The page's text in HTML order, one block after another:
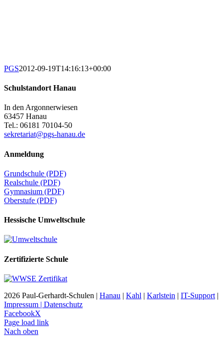
PGS2012-09-19T14:16:13+00:00
Schulstandort Hanau
In den Argonnerwiesen
63457 Hanau
Tel.: 06181 70104-50
sekretariat@pgs-hanau.de
Anmeldung
Grundschule (PDF)
Realschule (PDF)
Gymnasium (PDF)
Oberstufe (PDF)
Hessische Umweltschule
Zertifizierte Schule
2026 Paul-Gerhardt-Schulen | Hanau | Kahl | Karlstein | IT-Support |
Impressum | Datenschutz
FacebookX
Page load link
Nach oben